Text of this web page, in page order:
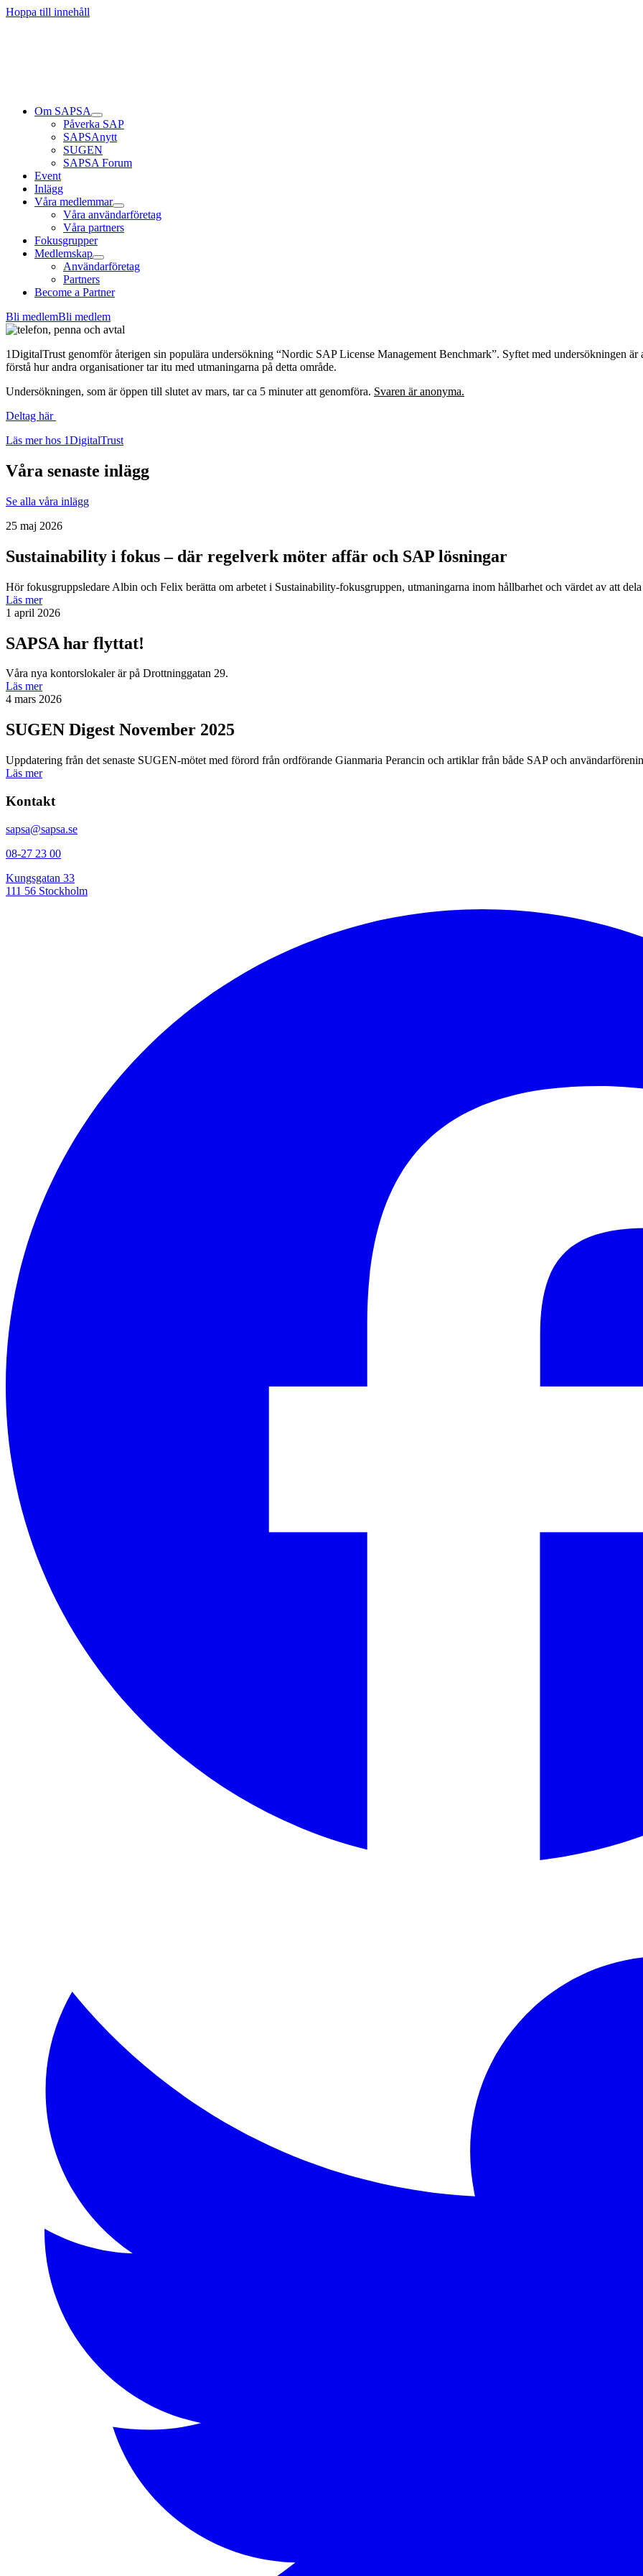
Hoppa till innehåll
Om SAPSA
Påverka SAP
SAPSAnytt
SUGEN
SAPSA Forum
Event
Inlägg
Våra medlemmar
Våra användarföretag
Våra partners
Fokusgrupper
Medlemskap
Användarföretag
Partners
Become a Partner
Bli medlemBli medlem
1DigitalTrust genomför återigen sin populära undersökning “Nordic SAP License Management Benchmark”. Syftet med undersökningen
förstå hur andra organisationer tar itu med utmaningarna på detta område.
Undersökningen, som är öppen till slutet av mars, tar ca 5 minuter att genomföra. Svaren är anonyma.
Deltag här
Läs mer hos 1DigitalTrust
Våra senaste inlägg
Se alla våra inlägg
25 maj 2026
Sustainability i fokus – där regelverk möter affär och SAP lösningar
Hör fokusgruppsledare Albin och Felix berätta om arbetet i Sustainability-fokusgruppen, utmaningarna inom hållbarhet och värdet av att
Läs mer
1 april 2026
SAPSA har flyttat!
Våra nya kontorslokaler är på Drottninggatan 29.
Läs mer
4 mars 2026
SUGEN Digest November 2025
Uppdatering från det senaste SUGEN-mötet med förord från ordförande Gianmaria Perancin och artiklar från både SAP och
Läs mer
Kontakt
sapsa@sapsa.se
08-27 23 00
Kungsgatan 33
111 56 Stockholm